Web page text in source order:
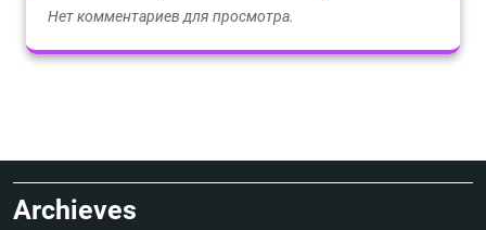
Нет комментариев для просмотра.
Archieves